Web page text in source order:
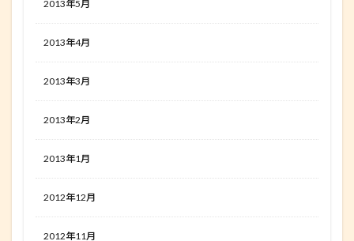
2013年5月
2013年4月
2013年3月
2013年2月
2013年1月
2012年12月
2012年11月